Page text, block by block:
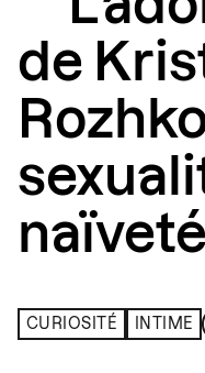
de
naïveté
CURIOSITÉ INTIME